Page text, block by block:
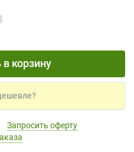
корзину
Запросить оферту